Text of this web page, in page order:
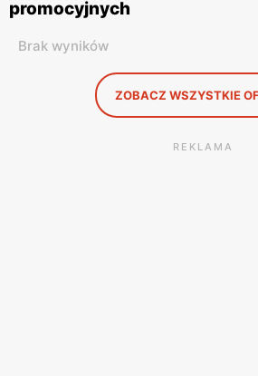
promocyjnych
Brak wyników
ZOBACZ WSZYSTKIE
REKLAMA